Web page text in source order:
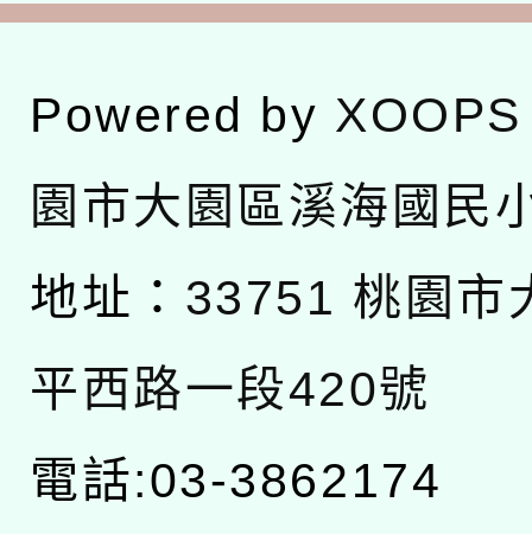
Powered by XOOPS
園市大園區溪海國民
地址： 33751 桃園市
平西路一段420號
電話:03-3862174